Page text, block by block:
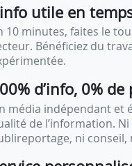
entreprises de 50
annuel…
utile en
10 minutes, faites le
Bénéficiez du
d’info, 0% de
média indépendant et
de l’information.
ni conseil,